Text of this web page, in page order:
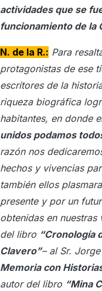
actividades que se
funcionamiento de la
N. de la R.: Para
protagonistas de ese
escritores de la
riqueza biográfica
habitantes, en donde
unidos podamos
razón nos
hechos y vivencias
también ellos
presente y por un
obtenidas en
del libro “Cronología
Clavero”– al Sr.
Memoria con
autor del libro “Mina